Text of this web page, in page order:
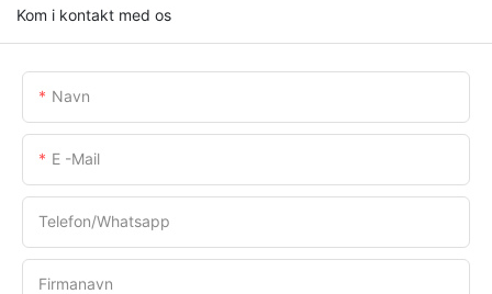
Kom i kontakt med os
Navn
E -mail
Telefon/whatsapp
Firmanavn